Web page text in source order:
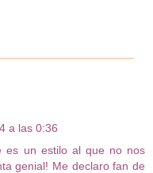
a las 0:36
es un estilo al que no nos
genial! Me declaro fan de